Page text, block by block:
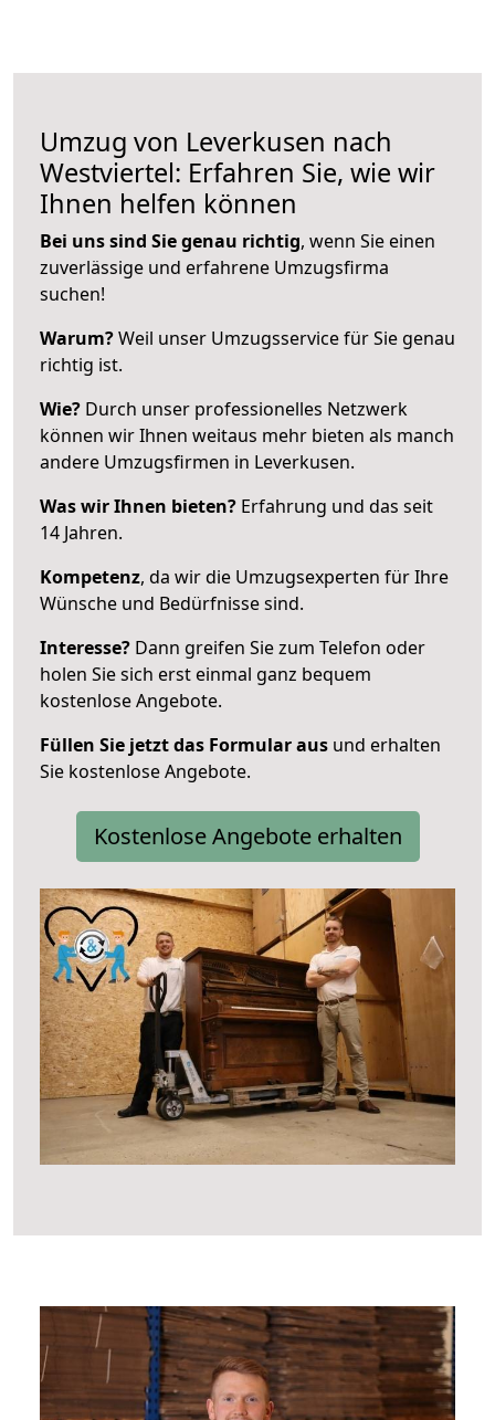
Umzug von Leverkusen nach
Westviertel: Erfahren Sie, wie wir
Ihnen helfen können
Bei uns sind Sie genau richtig, wenn Sie einen
zuverlässige und erfahrene Umzugsfirma
suchen!
Warum?Weil unser Umzugsservice für Sie genau
richtig ist.
Wie? Durch unser professionelles Netzwerk
können wir Ihnen weitaus mehr bieten als manch
andere Umzugsfirmen in Leverkusen.
Was wir Ihnen bieten? Erfahrung und das seit
14 Jahren.
Kompetenz, da wir die Umzugsexperten für Ihre
Wünsche und Bedürfnisse sind.
Interesse? Dann greifen Sie zum Telefon oder
holen Sie sich erst einmal ganz bequem
kostenlose Angebote.
Füllen Sie jetzt das Formular aus und erhalten
Sie kostenlose Angebote.
Kostenlose Angebote erhalten